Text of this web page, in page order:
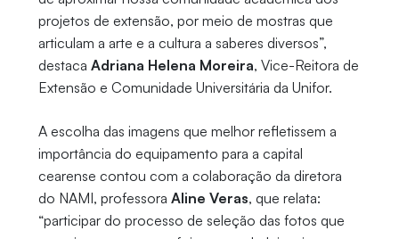
projetos de extensão, por meio de mostras que
articulam a arte e a cultura a saberes diversos”,
destaca Adriana Helena Moreira, Vice-Reitora de
Extensão e Comunidade Universitária da Unifor.
A escolha das imagens que melhor refletissem a
importância do equipamento para a capital
cearense contou com a colaboração da diretora
do NAMI, professora Aline Veras, que relata:
“participar do processo de seleção das fotos que